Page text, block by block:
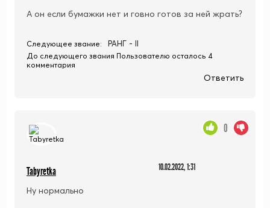
А он если бумажки нет и говно готов за ней жрать?
Следующее звание: РАНГ - II
До следующего звания Пользователю осталось 4
комментария
Ответить
Tabyretka 10.02.2022, 1:31
Ну нормально
0